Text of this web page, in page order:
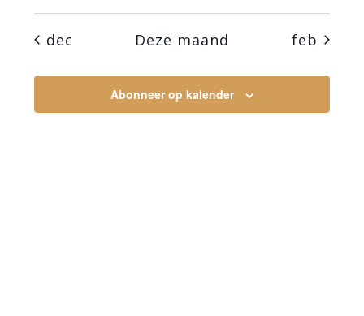
dec Deze maand feb
Abonneer op kalender